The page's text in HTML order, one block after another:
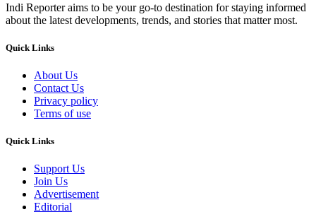
Indi Reporter aims to be your go-to destination for staying informed
about the latest developments, trends, and stories that matter most.
Quick Links
About Us
Contact Us
Privacy policy
Terms of use
Quick Links
Support Us
Join Us
Advertisement
Editorial